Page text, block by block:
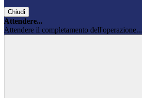
Chiudi
Attendere...
Attendere il completamento dell'operazione...